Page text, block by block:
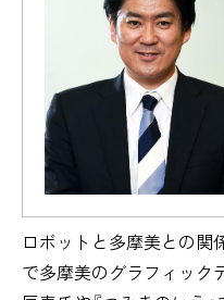
ロボットと多摩美との関
で多摩美のグラフィック